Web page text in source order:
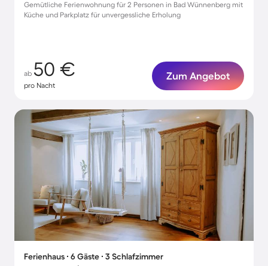
Gemütliche Ferienwohnung für 2 Personen in Bad Wünnenberg mit
Küche und Parkplatz für unvergessliche Erholung
ab 50 €
pro Nacht
Zum Angebot
Ferienhaus ∙ 6 Gäste ∙ 3 Schlafzimmer